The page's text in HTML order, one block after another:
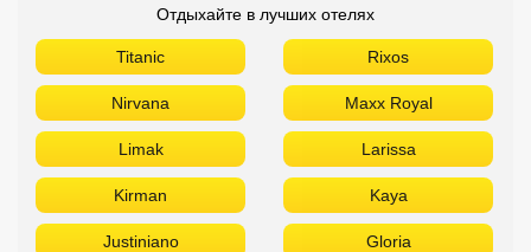
Отдыхайте в лучших отелях
Titanic Rixos
Nirvana Maxx Royal
Limak Larissa
Kirman Kaya
Justiniano Gloria